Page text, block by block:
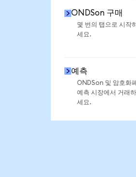
ONDSon 구매
몇 번의 탭으로 시작
세요.
예측
ONDSon 및 암호화
예측 시장에서 거래하
세요.